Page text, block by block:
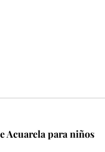
Acuarela para niños